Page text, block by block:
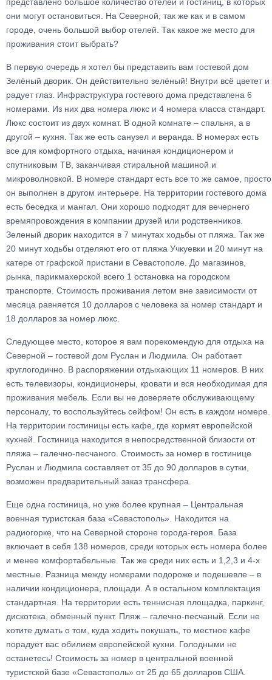
они могут остановиться. На Северной, так же как и в самом
городе, очень большой выбор отелей. Так какое же место для
проживания стоит выбрать?
В первую очередь я хотел бы представить вам гостевой дом
Зелёный дворик. Он действительно зелёный! Внутри всё цветет и
радует глаз. Инфраструктура гостевого дома представлена 6
номерами. Из них два номера люкс и 4 номера класса стандарт.
Люкс состоит из двух комнат. В одной комнате – спальня, а в
другой – кухня. Так же есть санузел и веранда. В номерах есть
все для комфортного отдыха, начиная кондиционером и
спутниковым ТВ, заканчивая стиральной машиной и
микроволновкой. В номере стандарт есть все то же самое, просто
он выполнен в другом интерьере. На территории гостевого дома
есть беседка и мангал. Они хорошо подходят для вечернего
времяпровождения в компании друзей или родственников.
Зеленый дворик находится в 7 минутах ходьбы от пляжа. Так же
20 минут ходьбы отделяют его от пляжа Учкуевки и 20 минут на
катере от графской пристани в Севастополе. До магазинов,
рынка, парикмахерской всего 1 остановка на городском
транспорте. Стоимость проживания летом вне зависимости от
месяца равняется 10 долларов с человека за номер стандарт и
18 долларов за номер люкс.
Следующее место, которое я вам порекомендую для отдыха на
Северной – гостевой дом Руслан и Людмила. Он работает
круглогодично. В распоряжении отдыхающих 11 номеров. В них
есть телевизоры, кондиционеры, кровати и вся необходимая для
проживания мебель. Если вы не доверяете обслуживающему
персоналу, то воспользуйтесь сейфом! Он есть в каждом номере.
На территории гостиницы есть кафе, где кормят европейской
кухней. Гостиница находится в непосредственной близости от
пляжа – галечно-песчаного. Стоимость за номер в гостинице
Руслан и Людмила составляет от 35 до 90 долларов в сутки,
возможен предварительный заказ трансфера.
Еще одна гостиница, но уже более крупная – Центральная
военная туристская база «Севастополь». Находится на
радиогорке, что на Северной стороне города-героя. База
включает в себя 138 номеров, среди которых есть номера более
и менее комфортабельные. Так же среди них есть и 1,2,3 и 4-х
местные. Разница между номерами подороже и подешевле – в
наличии кондиционера, площади. А в остальном комплектация
стандартная. На территории есть теннисная площадка, паркинг,
дискотека, обменный пункт. Пляж – галечно-песчаный. Если не
хотите думать о том, куда ходить покушать, то местное кафе
порадует вас обилием европейской кухни. Голодными не
останетесь! Стоимость за номер в центральной военной
туристской базе «Севастополь» от 25 до 65 долларов США.